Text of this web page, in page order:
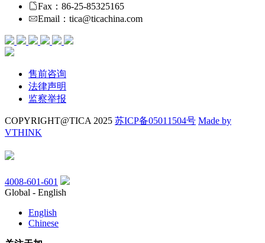
Fax：86-25-85325165
Email：tica@ticachina.com
售前咨询
法律声明
监察举报
COPYRIGHT@TICA 2025 苏ICP备05011504号 Made by
VTHINK
4008-601-601
Global - English
English
Chinese